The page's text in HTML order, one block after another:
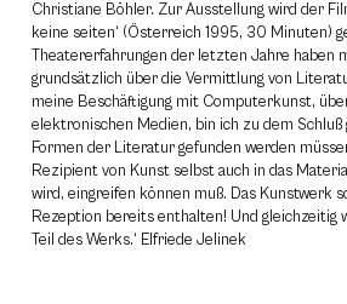
Christiane Böhler. Zur Ausstellung wird der
keine seiten‘ (Österreich 1995, 30 Minuten)
Theatererfahrungen der letzten Jahre haben
grundsätzlich über die Vermittlung von
meine Beschäftigung mit Computerkunst,
elektronischen Medien, bin ich zu dem Schluß
Formen der Literatur gefunden werden
Rezipient von Kunst selbst auch in das
wird, eingreifen können muß. Das Kunstwerk
Rezeption bereits enthalten! Und gleichzeitig
Teil des Werks.‘ Elfriede Jelinek